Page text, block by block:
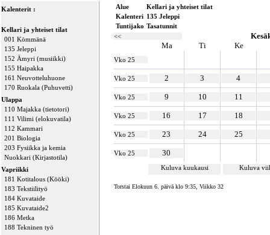
Kalenterit :
Kellari ja yhteiset tilat
001 Kömmänä
135 Jeleppi
152 Ämyri (musiikki)
155 Haipakka
161 Neuvotteluhuone
170 Ruokala (Puhuvetti)
Ulappa
110 Majakka (tietotori)
111 Vilimi (elokuvatila)
112 Kammari
201 Biologia
203 Fysiikka ja kemia
Nuokkari (Kirjastotila)
Vapriikki
181 Kotitalous (Kööki)
183 Tekstiilityö
184 Kuvataide
185 Kuvataide2
186 Metka
188 Tekninen työ
Alue
Kellari ja yhteiset tilat
Kalenteri 135 Jeleppi
Tuntijako Tasatunnit
<<
Ma
Ti Ke
Vko 25
Vko 25 2 3 4
Vko 25 9 10 11
Vko 25 16 17 18
Vko 25 23 24 25
Vko 25 30
Kuluva kuukausi Kuluva
Torstai Elokuun 6. päivä klo 9:35, Viikko 32